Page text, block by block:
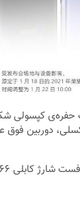
از دو دوربین